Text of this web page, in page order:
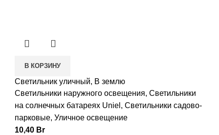
В КОРЗИНУ
Светильник уличный, В землю
Светильники наружного освещения, Светильники
на солнечных батареях Uniel , Светильники садово-
парковые, Уличное освещение
10,40 Br